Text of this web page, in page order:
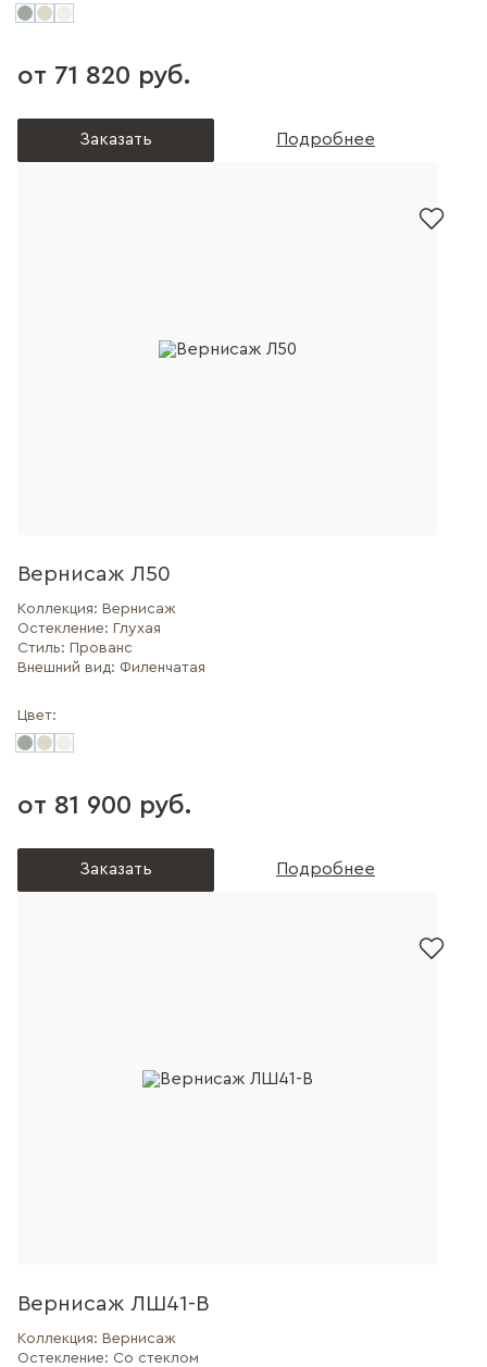
от 71 820 руб.
Заказать Подробнее
Вернисаж Л50
Коллекция: Вернисаж
Остекление: Глухая
Стиль: Прованс
Внешний вид: Филенчатая
Цвет:
от 81 900 руб.
Заказать Подробнее
Вернисаж ЛШ41-В
Коллекция: Вернисаж
Остекление: Со стеклом